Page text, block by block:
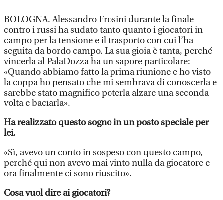
BOLOGNA. Alessandro Frosini durante la finale
contro i russi ha sudato tanto quanto i giocatori in
campo per la tensione e il trasporto con cui l’ha
seguita da bordo campo. La sua gioia è tanta, perché
vincerla al PalaDozza ha un sapore particolare:
«Quando abbiamo fatto la prima riunione e ho visto
la coppa ho pensato che mi sembrava di conoscerla e
sarebbe stato magnifico poterla alzare una seconda
volta e baciarla».
Ha realizzato questo sogno in un posto speciale per
lei.
«Sì, avevo un conto in sospeso con questo campo,
perché qui non avevo mai vinto nulla da giocatore e
ora finalmente ci sono riuscito».
Cosa vuol dire ai giocatori?